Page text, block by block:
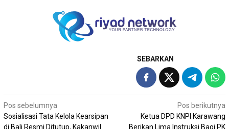
SEBARKAN
Navigasi
pos
Pos sebelumnya
Sosialisasi Tata Kelola Kearsipan
di Bali Resmi Ditutup, Kakanwil
Pos berikutnya
Ketua DPD KNPI Karawang
Berikan Lima Instruksi Bagi PK